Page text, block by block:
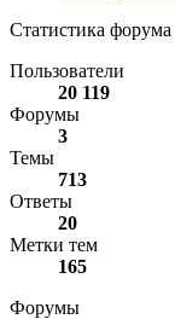
Статистика форума
Пользователи
20 119
Форумы
3
Темы
713
Ответы
20
Метки тем
165
Форумы